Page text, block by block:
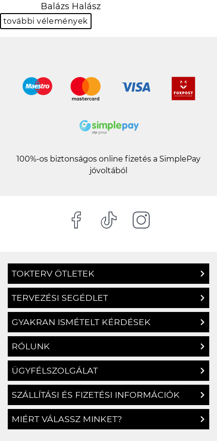
Balázs Halász
100%-os biztonságos online fizetés a SimplePay
TOKTERV ÖTLETEK
TERVEZÉSI SEGÉDLET
GYAKRAN ISMÉTELT KÉRDÉSEK
RÓLUNK
ÜGYFÉLSZOLGÁLAT
SZÁLLÍTÁSI ÉS FIZETÉSI INFORMÁCIÓK